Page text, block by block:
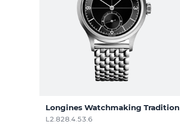
Longines Watchmaking Tradition
L2.828.4.53.6